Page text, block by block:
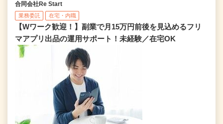
合同会社Re Start
業務委託 在宅・内職
【Wワーク歓迎！】副業で月15万円前後を見込めるフリ
マアプリ出品の運用サポート！未経験／在宅OK